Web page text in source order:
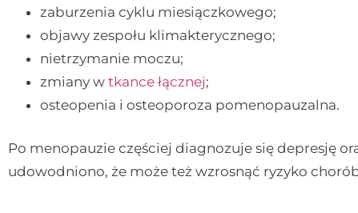
zaburzenia cyklu miesiączkowego;
objawy zespołu klimakterycznego;
nietrzymanie moczu;
zmiany w tkance łącznej;
osteopenia i osteoporoza pomenopauzalna.
Po menopauzie częściej diagnozuje się depresję
udowodniono, że może też wzrosnąć ryzyko